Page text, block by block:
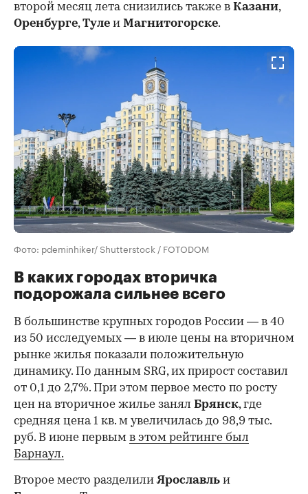
второй месяц лета снизились также в Казани,
Оренбурге,Туле и Магнитогорске.
Фото: pdeminhiker/ Shutterstock / FOTODOM
В каких городах вторичка
подорожала сильнее всего
В большинстве крупных городов России — в 40
из 50 исследуемых — в июле цены на вторичном
рынке жилья показали положительную
динамику. По данным SRG, их прирост составил
от 0,1 до 2,7%. При этом первое место по росту
цен на вторичное жилье занял Брянск, где
средняя цена 1 кв. м увеличилась до 98,9 тыс.
руб. В июне первым в этом рейтинге был
Барнаул.
Второе место разделилиЯрославль и